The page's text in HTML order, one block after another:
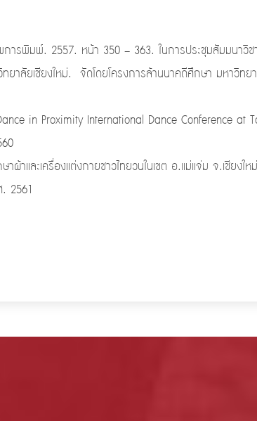
รพิมพ์. 2557. หน้า 350 – 363. ในการประชุมสัมมนาวิช
ลัยเชียงใหม่. จัดโดยโครงการล้านนาคดีศึกษา มหาวิทย
in Proximity International Dance Conference at
ละเครื่องแต่งกายชาวไทยวนในเขต อ.แม่แจ่ม จ.เชียงให
2561